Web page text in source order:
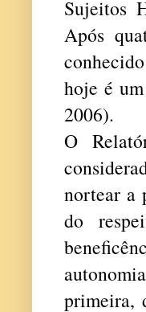
Sujeitos
Após
hoje é
2006).
O
nortear a
do
primeira,